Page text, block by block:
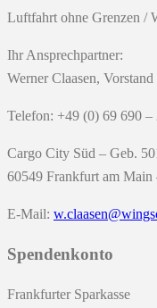
Luftfahrt ohne Grenzen /
Ihr Ansprechpartner:
Werner Claasen,
Telefon: +49 (0) 69 690 –
Cargo City Süd – Geb.
60549 Frankfurt am Main
E-Mail:
Spendenkonto
Frankfurter Sparkasse